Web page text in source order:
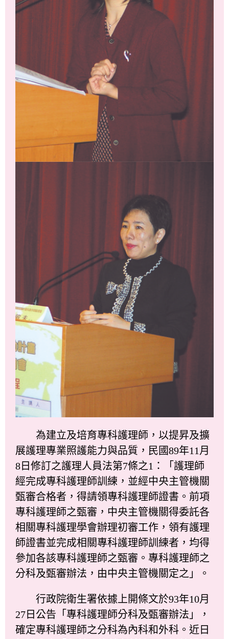
為建立及培育專科護理師，以提昇及擴
展護理專業照護能力與品質，民國89年11月
8日修訂之護理人員法第7條之1：「護理師
經完成專科護理師訓練，並經中央主管機關
甄審合格者，得請領專科護理師證書。前項
專科護理師之甄審，中央主管機關得委託各
相關專科護理學會辦理初審工作，領有護理
師證書並完成相關專科護理師訓練者，均得
參加各該專科護理師之甄審。專科護理師之
分科及甄審辦法，由中央主管機關定之」。
行政院衛生署依據上開條文於93年10月
27日公告「專科護理師分科及甄審辦法」，
確定專科護理師之分科為內科和外科。近日